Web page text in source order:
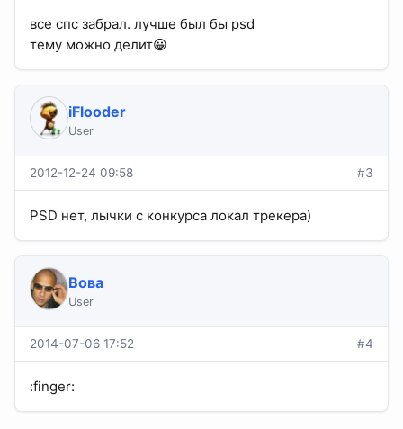
все спс забрал. лучше был бы psd
тему можно делит😀
iFlooder
User
2012-12-24 09:58 #3
PSD нет, лычки с конкурса локал трекера)
Вова
User
2014-07-06 17:52 #4
:finger: